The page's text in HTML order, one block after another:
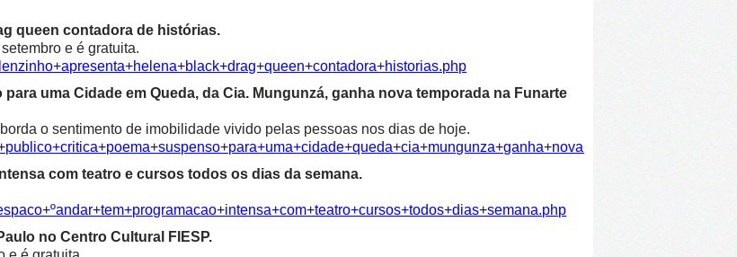
queen contadora de histórias.
e é gratuita.
uma Cidade em Queda, da Cia. Mungunzá, ganha nova temporada na Funarte
o sentimento de imobilidade vivido pelas pessoas nos dias de hoje.
com teatro e cursos todos os dias da semana.
no Centro Cultural FIESP.